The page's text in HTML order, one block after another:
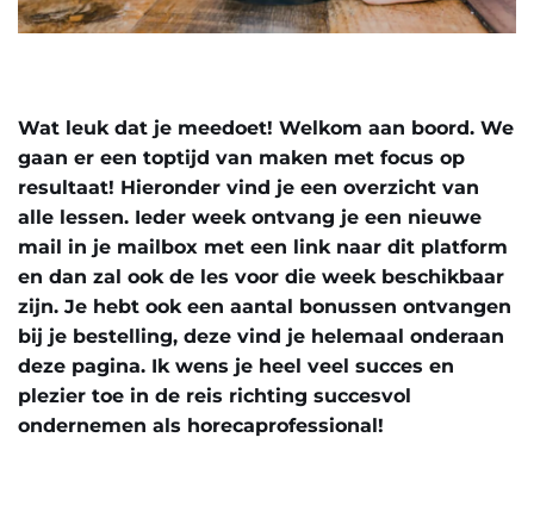
Wat leuk dat je meedoet! Welkom aan boord. We
gaan er een toptijd van maken met focus op
resultaat! Hieronder vind je een overzicht van
alle lessen. Ieder week ontvang je een nieuwe
mail in je mailbox met een link naar dit platform
en dan zal ook de les voor die week beschikbaar
zijn. Je hebt ook een aantal bonussen ontvangen
bij je bestelling, deze vind je helemaal onderaan
deze pagina. Ik wens je heel veel succes en
plezier toe in de reis richting succesvol
ondernemen als horecaprofessional!